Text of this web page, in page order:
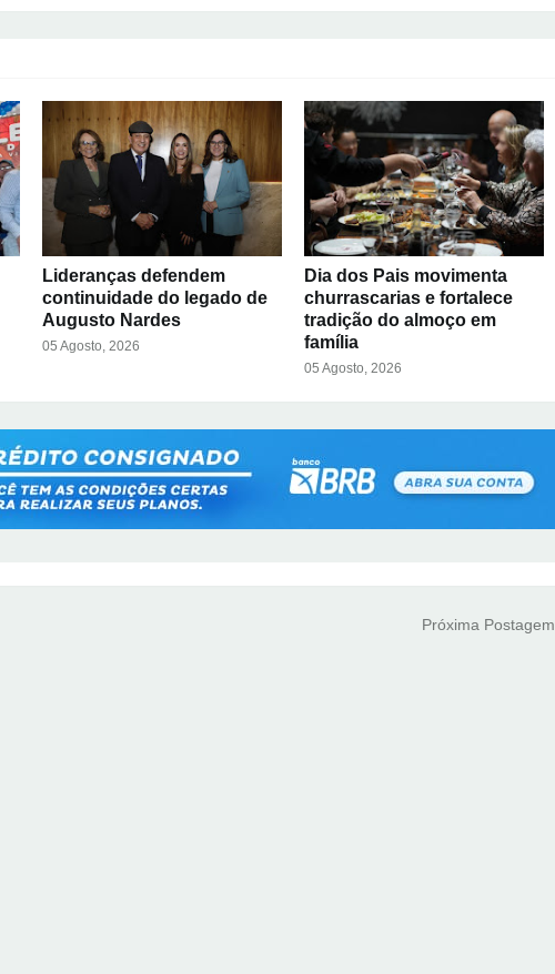
Lideranças defendem
continuidade do legado de
Augusto Nardes
05 Agosto, 2026
Dia dos Pais movimenta
churrascarias e fortalece
tradição do almoço em
família
05 Agosto, 2026
Próxima Postagem